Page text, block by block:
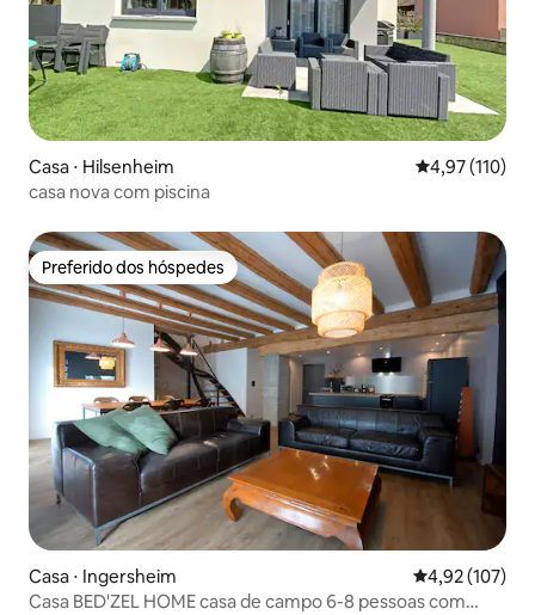
Casa ⋅ Hilsenheim 4,97 de uma
4,97 (110)
casa nova com piscina
Preferido dos hóspedes
Preferido dos hóspedes
Casa ⋅ Ingersheim 4,92 de uma
4,92 (107)
Casa BED'ZEL HOME casa de campo 6-8 pessoas com